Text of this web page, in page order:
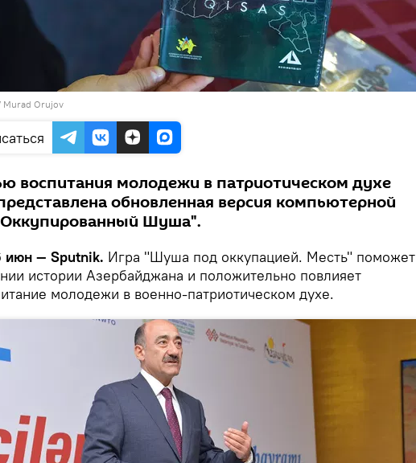
Murad Orujov
воспитания молодежи в патриотическом духе
обновленная версия компьютерной
Шуша".
июн — Sputnik. Игра "Шуша под оккупацией. Месть" поможет
истории Азербайджана и положительно повлияет
молодежи в военно-патриотическом духе.